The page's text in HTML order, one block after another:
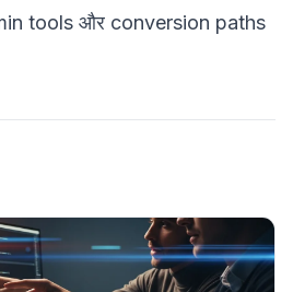
tools और conversion paths